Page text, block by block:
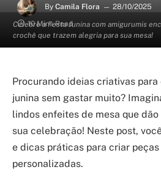
Celebre a Festa Junina com amigurumis
crochê que trazem alegria para sua mesa!
By Camila Flora 28/10/2025
10 Mins Read
Procurando ideias criativas
junina sem gastar muito?
lindos enfeites de mesa que
sua celebração! Neste post,
e dicas práticas para criar
personalizadas.